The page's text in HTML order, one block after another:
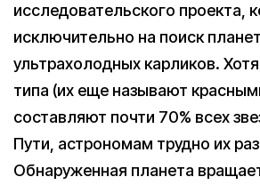
исследовательского проекта,
исключительно на поиск
ультрахолодных карликов.
типа (их еще называют
составляют почти 70% всех
Пути, астрономам трудно их
Обнаруженная планета